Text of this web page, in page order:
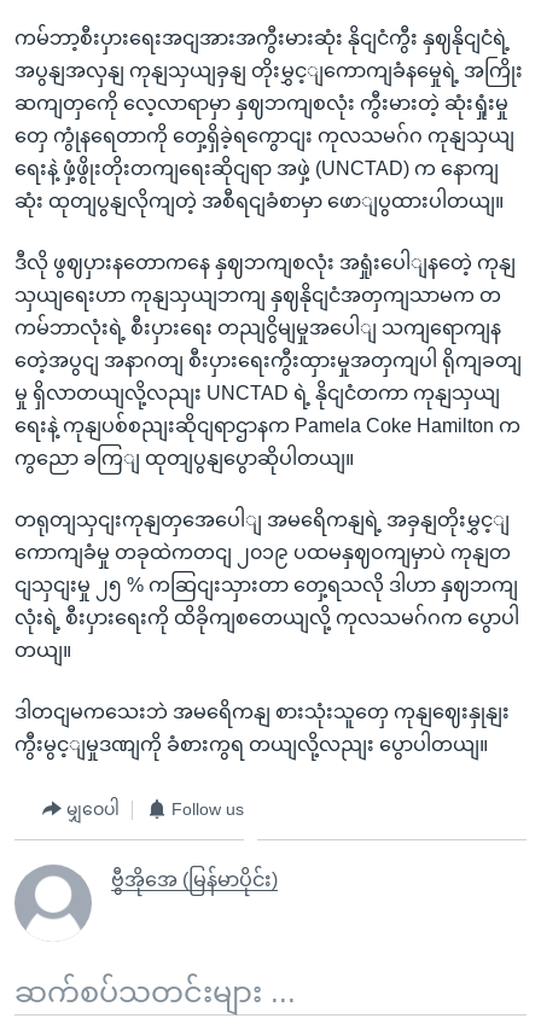
ကမ်ဘာ့စီးပှားရေးအငျအားအကွီးမားဆုံး နိုငျငံကွီး နှဈနိုငျငံရဲ့
အပွနျအလှနျ ကုနျသှယျခှနျ တိုးမွှင့ျကောကျခံနမှေုရဲ့ အကြိုး
ဆကျတှကေို လေ့လာရာမှာ နှဈဘကျစလုံး ကွီးမားတဲ့ ဆုံးရှုံးမှု
တှေ ကွုံနရေတာကို တှေ့ရှိခဲ့ရကွောငျး ကုလသမဂ်ဂ ကုနျသှယျ
ရေးနဲ့ ဖှံ့ဖွိုးတိုးတကျရေးဆိုငျရာ အဖှဲ့ (UNCTAD) က နောကျ
ဆုံး ထုတျပွနျလိုကျတဲ့ အစီရငျခံစာမှာ ဖောျပွထားပါတယျ။
ဒီလို ဖွဈပှားနတောကနေ နှဈဘကျစလုံး အရှုံးပေါျနတေဲ့ ကုနျ
သှယျရေးဟာ ကုနျသှယျဘကျ နှဈနိုငျငံအတှကျသာမက တ
ကမ်ဘာလုံးရဲ့ စီးပှားရေး တညျငွိမျမှုအပေါျ သကျရောကျန
တေဲ့အပွငျ အနာဂတျ စီးပှားရေးကွီးထှားမှုအတှကျပါ ရိုကျခတျ
မှု ရှိလာတယျလို့လညျး UNCTAD ရဲ့ နိုငျငံတကာ ကုနျသှယျ
ရေးနဲ့ ကုနျပစ်စညျးဆိုငျရာဌာနက Pamela Coke Hamilton က
ကွညော ခကြျ ထုတျပွနျပွောဆိုပါတယျ။
တရုတျသှငျးကုနျတှအေပေါျ အမရေိကနျရဲ့ အခှနျတိုးမွှင့ျ
ကောကျခံမှု တခုထဲကတငျ ၂၀၁၉ ပထမနှဈဝကျမှာပဲ ကုနျတ
ငျသှငျးမှု ၂၅ % ကဆြငျးသှားတာ တှေ့ရသလို ဒါဟာ နှဈဘကျ
လုံးရဲ့ စီးပှားရေးကို ထိခိုကျစတေယျလို့ ကုလသမဂ်ဂက ပွောပါ
တယျ။
ဒါတငျမကသေးဘဲ အမရေိကနျ စားသုံးသူတှေ ကုနျဈေးနှုနျး
ကွီးမွင့ျမှုဒဏျကို ခံစားကွရ တယျလို့လညျး ပွောပါတယျ။
မျှဝေပါ Follow us
ဗွီအိုအေ (မြန်မာပိုင်း)
ဆက်စပ်သတင်းများ ...